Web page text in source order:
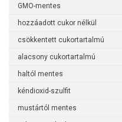
GMO-mentes
hozzáadott cukor nélkül
csökkentett cukortartalmú
alacsony cukortartalmú
haltól mentes
kéndioxid-szulfit
mustártól mentes